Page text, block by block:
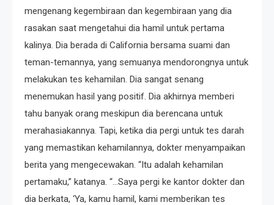
mengenang kegembiraan dan kegembiraan yang dia
rasakan saat mengetahui dia hamil untuk pertama
kalinya. Dia berada di California bersama suami dan
teman-temannya, yang semuanya mendorongnya untuk
melakukan tes kehamilan. Dia sangat senang
menemukan hasil yang positif. Dia akhirnya memberi
tahu banyak orang meskipun dia berencana untuk
merahasiakannya. Tapi, ketika dia pergi untuk tes darah
yang memastikan kehamilannya, dokter menyampaikan
berita yang mengecewakan. “Itu adalah kehamilan
pertamaku,” katanya. “…Saya pergi ke kantor dokter dan
dia berkata, ‘Ya, kamu hamil, kami memberikan tes